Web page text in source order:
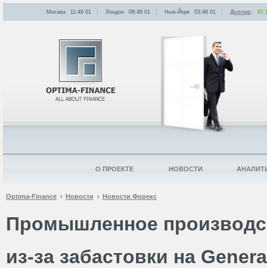
Optima-Finance Новости Новости Форекс
Промышленное
из-за забастовки на
Москва 11:48: 01 Лондон 08:48: 01 Нью-Йорк 03:48: 01 Доллар:
О ПРОЕКТЕ НОВОСТИ